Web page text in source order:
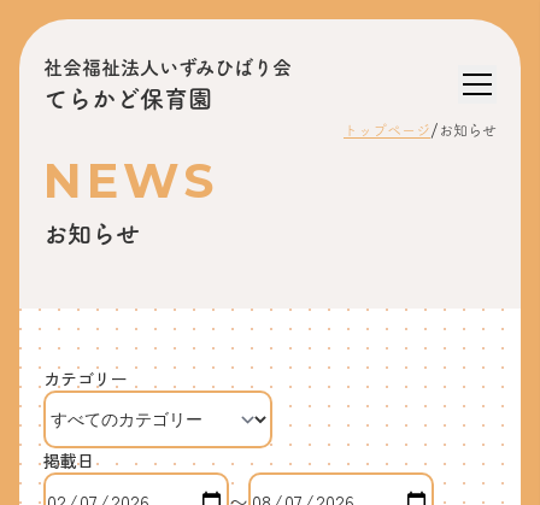
社会福祉法人いずみひばり会
てらかど保育園
トップページ/ お知らせ
NEWS
お知らせ
カテゴリー
掲載日